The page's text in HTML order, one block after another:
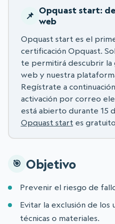
Opquast start:
web
Opquast start es el
certificación Opquast.
te permitirá descubrir la
web y nuestra
Regístrate a
activación por correo
está abierto durante 15
Opquast startes
Objetivo
Prevenir el riesgo de
Evitar la exclusión de los
técnicas o materiales.